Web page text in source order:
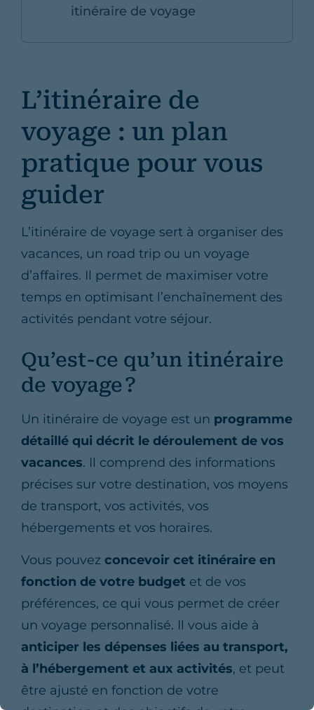
itinéraire de voyage
L’itinéraire de
voyage : un plan
pratique pour vous
guider
L’itinéraire de voyage sert à organiser des
vacances, un road trip ou un voyage
d’affaires. Il permet de maximiser votre
temps en optimisant l’enchaînement des
activités pendant votre séjour.
Qu’est-ce qu’un itinéraire
de voyage ?
Un itinéraire de voyage est un programme
détaillé qui décrit le déroulement de vos
vacances. Il comprend des informations
précises sur votre destination, vos moyens
de transport, vos activités, vos
hébergements et vos horaires.
Vous pouvez concevoir cet itinéraire en
fonction de votre budget et de vos
préférences, ce qui vous permet de créer
un voyage personnalisé. Il vous aide à
anticiper les dépenses liées au transport,
à l’hébergement et aux activités, et peut
être ajusté en fonction de votre